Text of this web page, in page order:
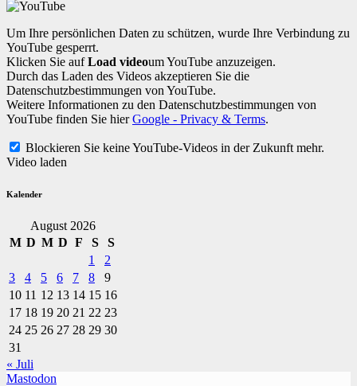
Um Ihre persönlichen Daten zu schützen, wurde Ihre Verbindung zu
YouTube gesperrt.
Klicken Sie aufLoad videoum YouTube anzuzeigen.
Durch das Laden des Videos akzeptieren Sie die
Datenschutzbestimmungen von YouTube.
Weitere Informationen zu den Datenschutzbestimmungen von
YouTube finden Sie hierGoogle - Privacy & Terms.
Blockieren Sie keine YouTube-Videos in der Zukunft mehr.
Video laden
Kalender
August 2026
M D M D F S
S
1
2
3
4 5 6 7 8
9
10 11 12 13 14 15 16
17 18 19 20 21 22 23
24 25 26 27 28 29 30
31
« Juli
Mastodon